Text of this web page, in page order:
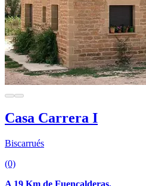
Casa Carrera I
Biscarrués
(0)
A 19 Km de Fuencalderas.